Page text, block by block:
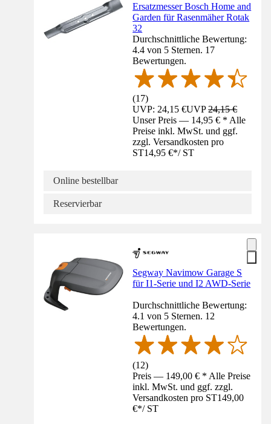
Ersatzmesser Bosch Home and
Garden für Rasenmäher Rotak
32
Durchschnittliche Bewertung:
4.4 von 5 Sternen. 17
Bewertungen.
(17)
UVP: 24,15 €UVP24,15 €
Unser Preis — 14,95 € * Alle
Preise inkl. MwSt. und ggf.
zzgl. Versandkosten pro
ST14,95 €*/ ST
Online bestellbar
Reservierbar
Segway Navimow Garage S
für I1-Serie und I2 AWD-Serie
Durchschnittliche Bewertung:
4.1 von 5 Sternen. 12
Bewertungen.
(12)
Preis — 149,00 € * Alle Preise
inkl. MwSt. und ggf. zzgl.
Versandkosten pro ST149,00
€*/ ST